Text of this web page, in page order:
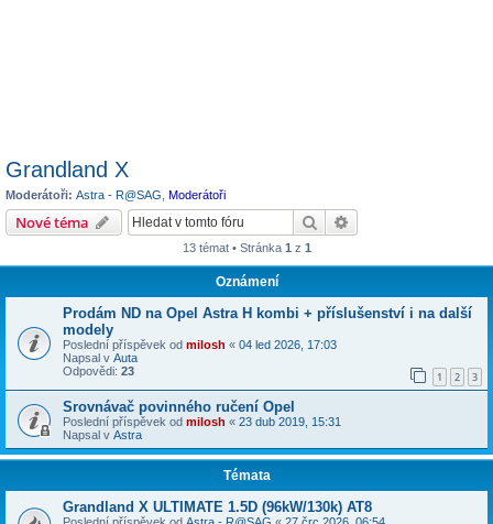
Grandland X
Moderátoři: Astra - R@SAG Moderátoři
Nové téma Hledat
13 témat • Stránka 1 z 1
Oznámení
Prodám ND na Opel Astra H kombi + příslušenství i na další
modely
Poslední příspěvek od milosh « 04 led 2026, 17:03
Napsal v Auta
Odpovědi: 23 1 2 3
Srovnávač povinného ručení Opel
Poslední příspěvek od milosh « 23 dub 2019, 15:31
Napsal v Astra
Témata
Grandland X ULTIMATE 1.5D (96kW/130k) AT8